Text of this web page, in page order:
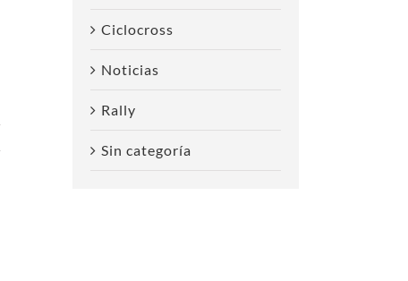
Ciclocross
Noticias
Rally
Sin categoría